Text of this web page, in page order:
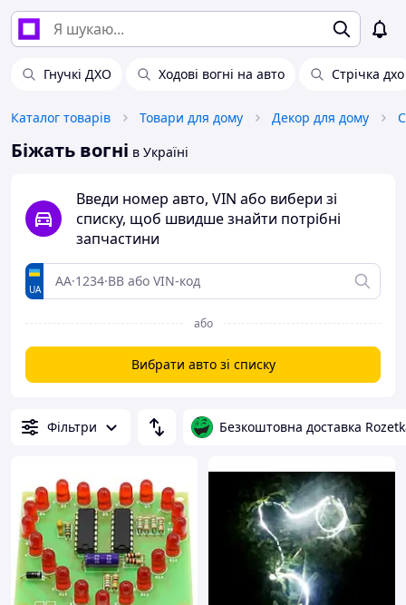
Гнучкі ДХО Ходові вогні на авто Стрічка дхо
Каталог товарів Товари для дому Декор для дому
Біжать вогні в Україні
Введи номер авто, VIN або вибери зі
списку, щоб швидше знайти потрібні
запчастини
UA
або
Вибрати авто зі списку
Фільтри Безкоштовна доставка